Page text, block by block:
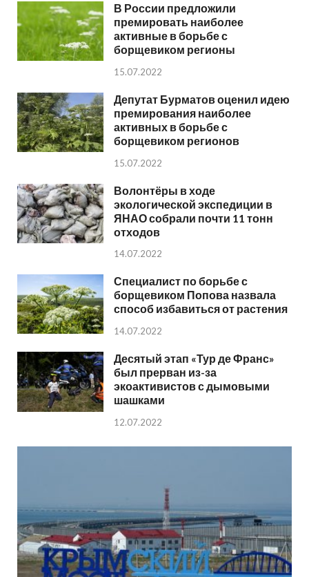
В России предложили
премировать наиболее
активные в борьбе с
борщевиком регионы
15.07.2022
Депутат Бурматов оценил идею
премирования наиболее
активных в борьбе с
борщевиком регионов
15.07.2022
Волонтёры в ходе
экологической экспедиции в
ЯНАО собрали почти 11 тонн
отходов
14.07.2022
Специалист по борьбе с
борщевиком Попова назвала
способ избавиться от растения
14.07.2022
Десятый этап «Тур де Франс»
был прерван из-за
экоактивистов с дымовыми
шашками
12.07.2022